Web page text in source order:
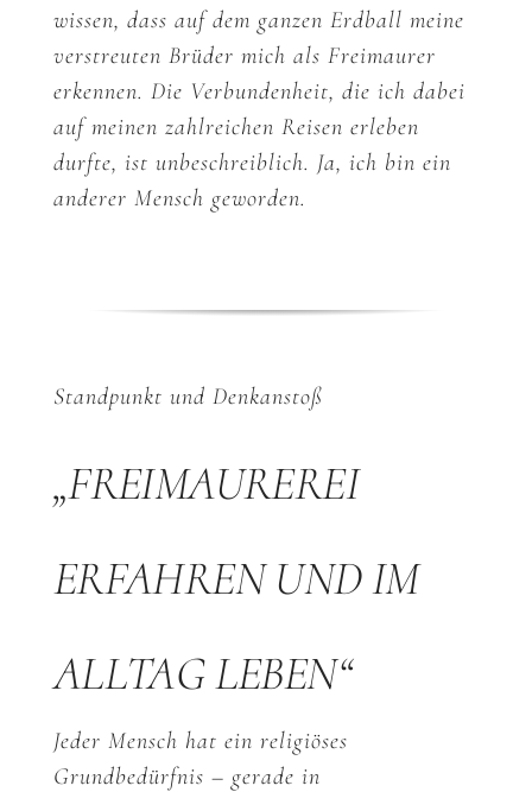
wissen, dass auf dem ganzen Erdball meine
verstreuten Brüder mich als Freimaurer
erkennen. Die Verbundenheit, die ich dabei
auf meinen zahlreichen Reisen erleben
durfte, ist unbeschreiblich. Ja, ich bin ein
anderer Mensch geworden.
Standpunkt und Denkanstoß
„FREIMAUREREI
ERFAHREN UND IM
ALLTAG LEBEN“
Jeder Mensch hat ein religiöses
Grundbedürfnis – gerade in